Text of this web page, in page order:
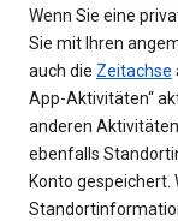
Wenn Sie eine
Sie mit Ihren
auch die Zeitachse
App-Aktivitäten“
anderen
ebenfalls
Konto